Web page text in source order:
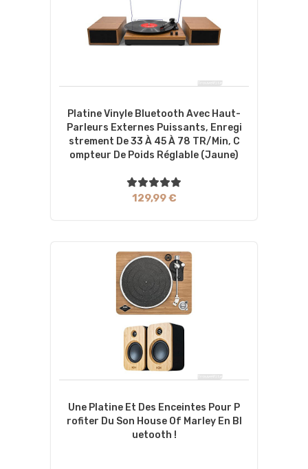
Platine Vinyle Bluetooth Avec Haut-
Parleurs Externes Puissants, Enregi
Strement De 33 À 45 À 78 TR/Min, C
Ompteur De Poids Réglable (jaune)
129,99 €
Une Platine Et Des Enceintes Pour P
Rofiter Du Son House Of Marley En Bl
Uetooth !